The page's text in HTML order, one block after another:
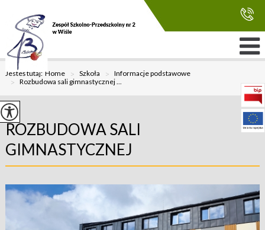
Jesteś tutaj: Home > Szkoła > Informacje podstawowe
> Rozbudowa sali gimnastycznej ...
ROZBUDOWA SALI
GIMNASTYCZNEJ